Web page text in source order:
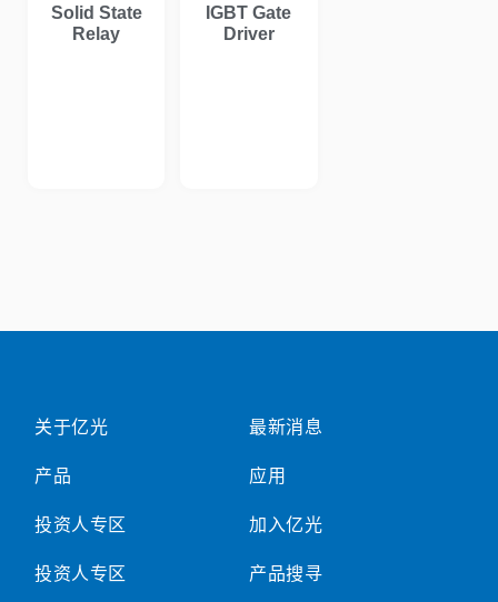
Solid State
Relay
IGBT Gate
Driver
关于亿光
产品
投资人专区
投资人专区
最新消息
应用
加入亿光
产品搜寻